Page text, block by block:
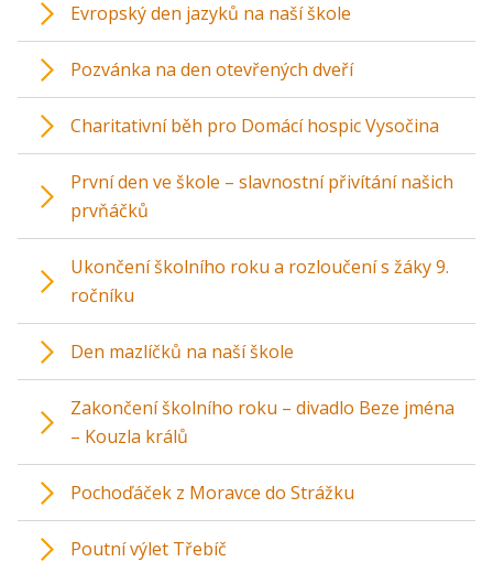
Evropský den jazyků na naší škole
Pozvánka na den otevřených dveří
Charitativní běh pro Domácí hospic Vysočina
První den ve škole – slavnostní přivítání našich
prvňáčků
Ukončení školního roku a rozloučení s žáky 9.
ročníku
Den mazlíčků na naší škole
Zakončení školního roku – divadlo Beze jména
– Kouzla králů
Pochoďáček z Moravce do Strážku
Poutní výlet Třebíč